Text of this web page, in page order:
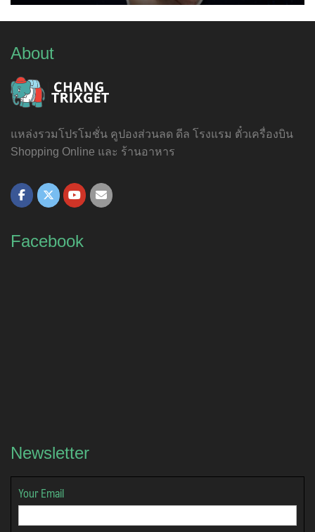
About
แหล่งรวมโปรโมชั่น คูปองส่วนลด ดีล โรงแรม ตั๋วเครื่องบิน
Shopping Online และ ร้านอาหาร
Facebook
Newsletter
Your Email